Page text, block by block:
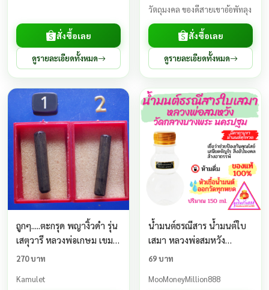
สั่งซื้อเลย
ดูรายละเอียดทั้งหมด
วัตถุมงคล ของดีสายเขาอ้อพัทลุง
สั่งซื้อเลย
ดูรายละเอียดทั้งหมด
ถูกๆ.....ตะกรุด พญางิ้วดำ รุ่น
เสตุวารี หลวงพ่อเกษม เขม
โก 28 พ.ย. 2527 .....ต2
270 บาท
Kamulet
น้ำมนต์ธรณีสาร น้ำมนต์ใบ
เสมา หลวงพ่อสมหวัง
วัดกลางบางพระ นครปฐม
ป้องกันคุณไสย์ เสนียดจัญไร
69 บาท
MooMoneyMillion888